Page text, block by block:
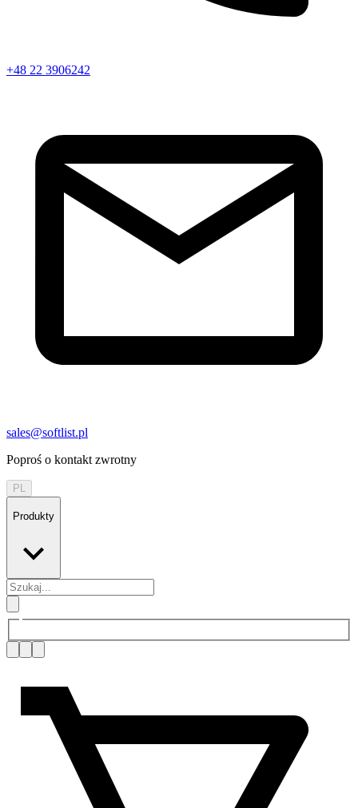
+48 22 3906242
sales@softlist.pl
Poproś o kontakt zwrotny
PL
Produkty